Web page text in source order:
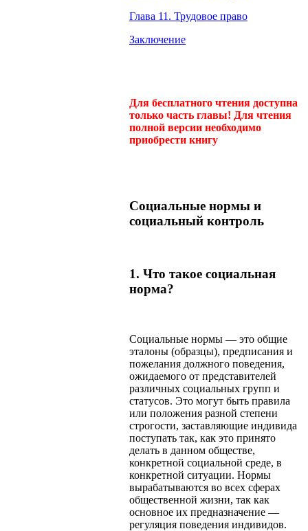
Глава 11. Трудовое право
Заключение
Для бесплатного чтения доступна
только часть главы! Для чтения
полной версии необходимо
приобрести книгу
Социальные нормы и
социальный контроль
1. Что такое социальная
норма?
Социальные нормы — это общие
эталоны (образцы), предписания и
пожелания должного поведения,
ожидаемого от представителей
различных социальных групп и
статусов. Это могут быть правила
или положения разной степени
строгости, заставляющие индивида
поступать так, как это принято
делать в данном обществе,
конкретной социальной среде, в
конкретной ситуации. Нормы
вырабатываются во всех сферах
общественной жизни, так как
основное их предназначение —
регуляция поведения индивидов.